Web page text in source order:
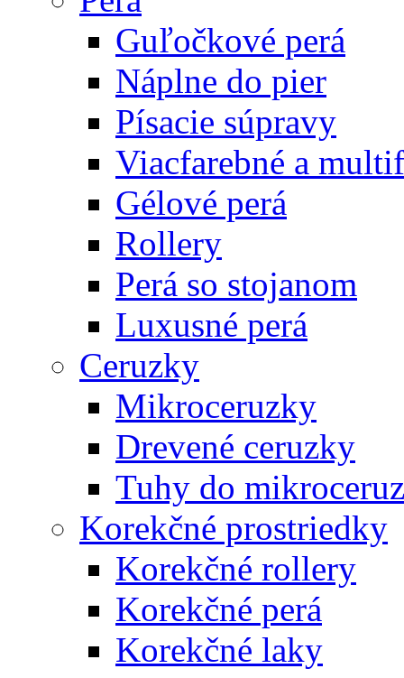
Guľočkové perá
Náplne do pier
Písacie súpravy
Viacfarebné a
Gélové perá
Rollery
Perá so stojanom
Luxusné perá
Ceruzky
Mikroceruzky
Drevené ceruzky
Tuhy do
Korekčné prostriedky
Korekčné rollery
Korekčné perá
Korekčné laky